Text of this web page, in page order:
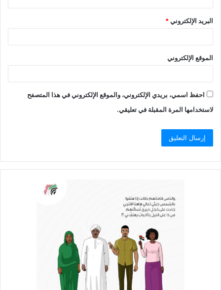
البريد الإلكتروني*
الموقع الإلكتروني
احفظ اسمي، بريدي الإلكتروني، والموقع الإلكتروني في هذا المتصفح
لاستخدامها المرة المقبلة في تعليقي.